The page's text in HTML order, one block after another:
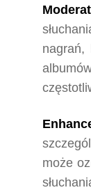
nagrań,
może